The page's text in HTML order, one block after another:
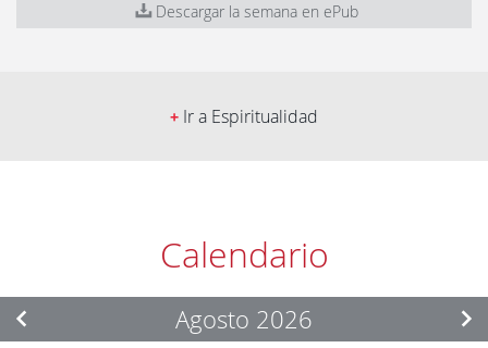
Descargar la semana en ePub
+ Ir a Espiritualidad
Calendario
Agosto 2026